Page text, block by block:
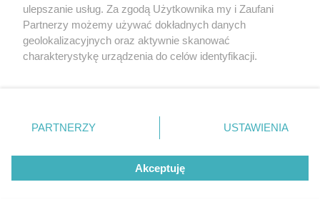
tym także elektroniczny lub mechaniczny) na jakimkolwiek polu
wykorzystanie utworów w całości lub w części z naruszeniem prawa,
tzn. bez właściwej zgody, jest zabronione pod groźbą kary i może być
ścigane prawnie.
ulepszanie usług. Za zgodą Użytkownika my i Zaufani
Partnerzy możemy używać dokładnych danych
geolokalizacyjnych oraz aktywnie skanować
charakterystykę urządzenia do celów identyfikacji.
zmienić/wycofać klikając przycisk ustawień prywatności
znajdujący się w lewym dolnym rogu strony
rodzaje przetwarzania danych nie wymagają zgody
użytkownika, ale masz prawo sprzeciwić się takiemu
przetwarzaniu. Preferencje będą miały zastosowanie tylko
PARTNERZY USTAWIENIA
Akceptuję